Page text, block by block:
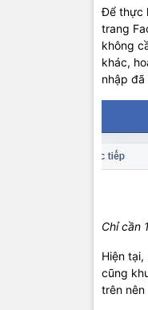
Để thực
trang
không
khác,
nhập đã
Chỉ cần
Hiện
cũng
trên nên